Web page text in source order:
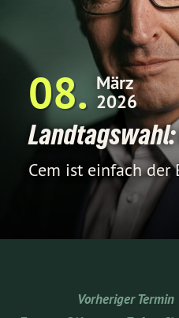
08
März
2026
Cem ist einfach der
Vorheriger Termin